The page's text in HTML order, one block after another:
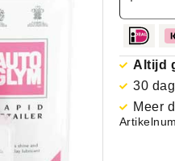
Altijd
30
Meer